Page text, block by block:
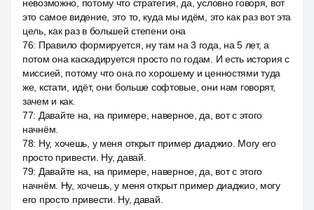
невозможно, потому что стратегия, да, условно говоря, вот
это самое видение, это то, куда мы идём, это как раз вот эта
цель, как раз в большей степени она
76: Правило формируется, ну там на 3 года, на 5 лет, а
потом она каскадируется просто по годам. И есть история с
миссией, потому что она по хорошему и ценностями туда
же, кстати, идёт, они больше софтовые, они нам говорят,
зачем и как.
77: Давайте на, на примере, наверное, да, вот с этого
начнём.
78: Ну, хочешь, у меня открыт пример диаджио. Могу его
просто привести. Ну, давай.
79: Давайте на, на примере, наверное, да, вот с этого
начнём. Ну, хочешь, у меня открыт пример диаджио, могу
его просто привести. Ну, давай.